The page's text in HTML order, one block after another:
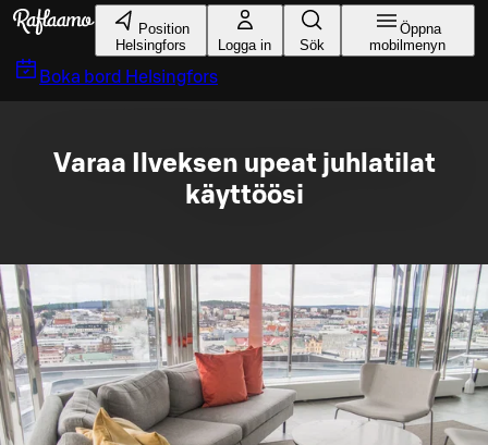
Gå till huvudinnehållet
Position
Helsingfors
Logga in Sök
Öppna
mobilmenyn
Boka bord Helsingfors
Varaa Ilveksen upeat juhlatilat
käyttöösi